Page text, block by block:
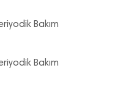
Bakım
Bakım